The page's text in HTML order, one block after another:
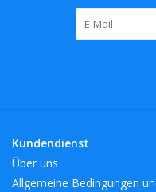
Kundendienst
Über uns
Allgemeine Bedingungen